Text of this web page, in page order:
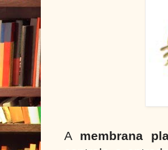
A membrana